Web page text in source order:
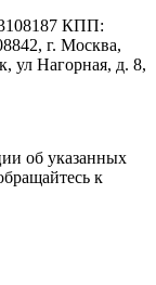
КПП:
г. Москва,
ул Нагорная, д. 8,
об указанных
к